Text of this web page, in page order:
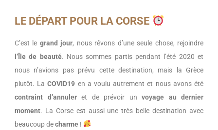
LE DÉPART POUR LA CORSE
C’est le grand jour, nous rêvons d’une seule chose, rejoindre
l’Île de beauté. Nous sommes partis pendant l’été 2020 et
nous n’avions pas prévu cette destination, mais la Grèce
plutôt. LaCOVID19 en a voulu autrement et nous avons été
contraint d’annuleret de prévoir un voyage au dernier
moment. La Corse est aussi une très belle destination avec
beaucoup decharme !